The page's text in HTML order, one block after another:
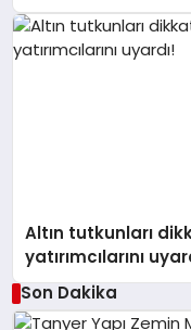
Altın tutkunları
yatırımcılarını
Son Dakika